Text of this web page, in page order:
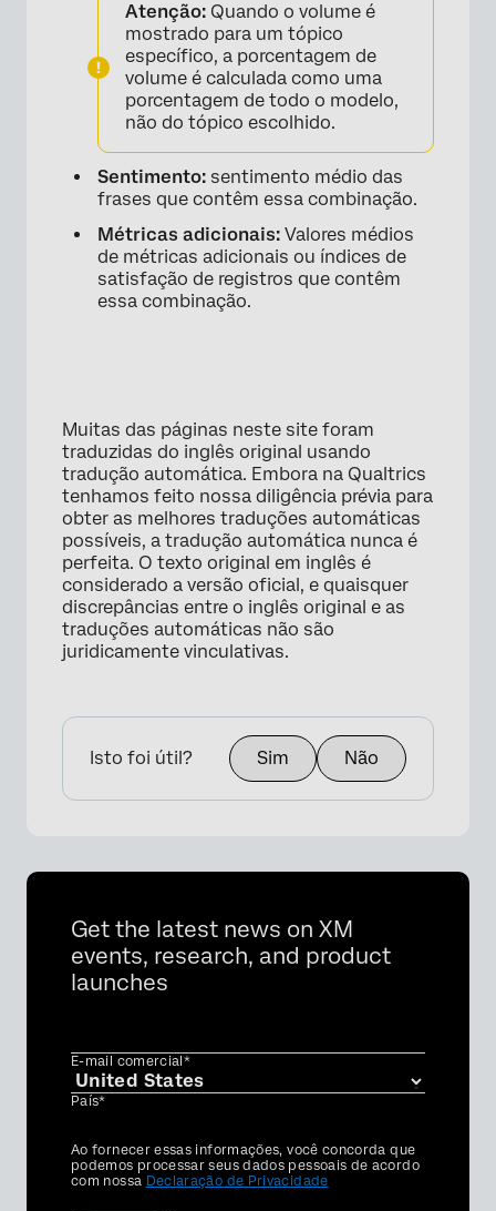
Atenção: Quando o volume é
mostrado para um tópico
específico, a porcentagem de
volume é calculada como uma
porcentagem de todo o modelo,
não do tópico escolhido.
Sentimento: sentimento médio das
frases que contêm essa combinação.
Métricas adicionais: Valores médios
de métricas adicionais ou índices de
satisfação de registros que contêm
essa combinação.
Muitas das páginas neste site foram
traduzidas do inglês original usando
tradução automática. Embora na Qualtrics
tenhamos feito nossa diligência prévia para
obter as melhores traduções automáticas
possíveis, a tradução automática nunca é
perfeita. O texto original em inglês é
considerado a versão oficial, e quaisquer
discrepâncias entre o inglês original e as
traduções automáticas não são
juridicamente vinculativas.
Isto foi útil? Sim Não
Get the latest news on XM
events, research, and product
launches
E-mail comercial*
País*
Privacy
Optin
Ao fornecer essas informações, você concorda que
podemos processar seus dados pessoais de acordo
com nossa Declaração de Privacidade